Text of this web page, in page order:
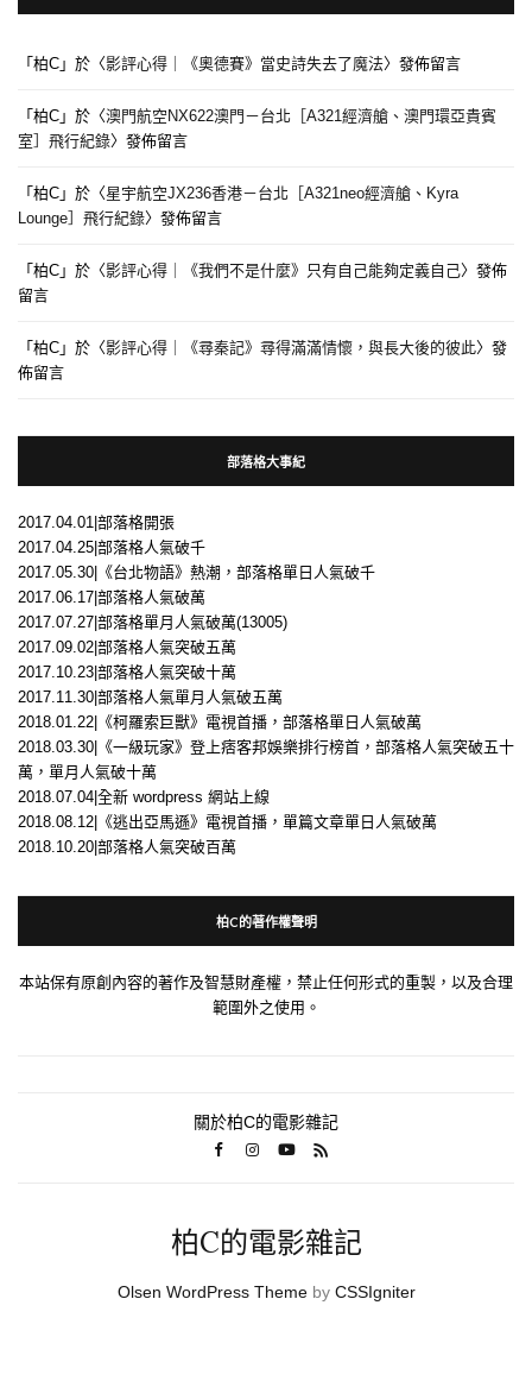
「 柏C 」於〈影評心得｜《奧德賽》當史詩失去了魔法〉發佈留言
「 柏C 」於〈澳門航空NX622澳門－台北［A321經濟艙、澳門環亞貴賓
室］飛行紀錄〉發佈留言
「 柏C 」於〈星宇航空JX236香港－台北［A321neo經濟艙、Kyra
Lounge］飛行紀錄〉發佈留言
「 柏C 」於〈影評心得｜《我們不是什麼》只有自己能夠定義自己〉發佈
留言
「 柏C 」於〈影評心得｜《尋秦記》尋得滿滿情懷，與長大後的彼此〉發
佈留言
部落格大事紀
2017.04.01|部落格開張
2017.04.25|部落格人氣破千
2017.05.30|《台北物語》熱潮，部落格單日人氣破千
2017.06.17|部落格人氣破萬
2017.07.27|部落格單月人氣破萬(13005)
2017.09.02|部落格人氣突破五萬
2017.10.23|部落格人氣突破十萬
2017.11.30|部落格人氣單月人氣破五萬
2018.01.22|《柯羅索巨獸》電視首播，部落格單日人氣破萬
2018.03.30|《一級玩家》登上痞客邦娛樂排行榜首，部落格人氣突破五十
萬，單月人氣破十萬
2018.07.04|全新 wordpress 網站上線
2018.08.12|《逃出亞馬遜》電視首播，單篇文章單日人氣破萬
2018.10.20|部落格人氣突破百萬
柏C的著作權聲明
本站保有原創內容的著作及智慧財產權，禁止任何形式的重製，以及合理
範圍外之使用。
關於柏C的電影雜記
柏C的電影雜記
Olsen WordPress Themeby CSSIgniter